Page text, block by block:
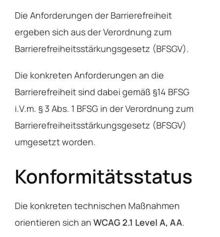
Die Anforderungen der Barrierefreiheit
ergeben sich aus der Verordnung zum
Barrierefreiheitsstärkungsgesetz (BFSGV).
Die konkreten Anforderungen an die
Barrierefreiheit sind dabei gemäß §14 BFSG
i.V.m. § 3 Abs. 1 BFSG in der Verordnung zum
Barrierefreiheitsstärkungsgesetz (BFSGV)
umgesetzt worden.
Konformitätsstatus
Die konkreten technischen Maßnahmen
orientieren sich an WCAG 2.1 Level A, AA.